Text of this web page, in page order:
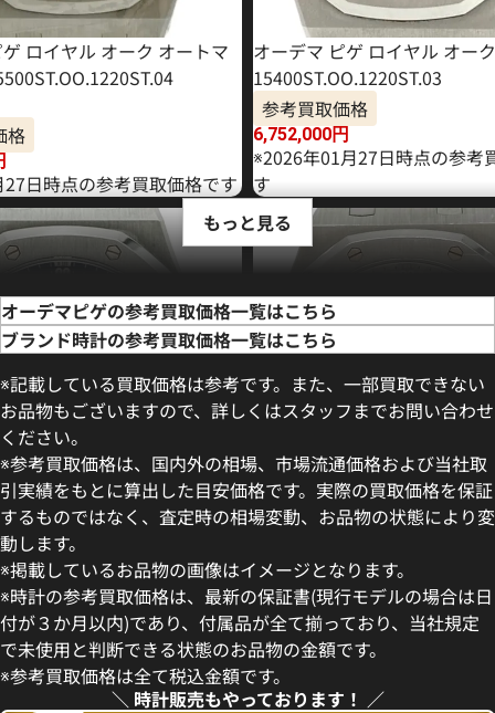
ロイヤル オーク オートマ
格
日時点の参考買取価格です
オーデマ ピゲ ロイヤル オーク
15400ST.OO.1220ST.03
参考買取価格
6,752,000円
※2026年01月27日時点の参考
す
ロイヤル オーク
格
日時点の参考買取価格です
15400ST.OO.1220ST.02
参考買取価格
4,582,000円
※2025年10月9日時点の参考
もっと見る
オーデマピゲの参考買取価格一覧はこちら
ブランド時計の参考買取価格一覧はこちら
※記載している買取価格は参考です。また、一部買取できない
お品物もございますので、詳しくはスタッフまでお問い合わせ
ください。
※参考買取価格は、国内外の相場、市場流通価格および当社取
引実績をもとに算出した目安価格です。実際の買取価格を保証
するものではなく、査定時の相場変動、お品物の状態により変
動します。
※掲載しているお品物の画像はイメージとなります。
※時計の参考買取価格は、最新の保証書(現行モデルの場合は日
付が３か月以内)であり、付属品が全て揃っており、当社規定
で未使用と判断できる状態のお品物の金額です。
※参考買取価格は全て税込金額です。
＼ 時計販売もやっております！ ／